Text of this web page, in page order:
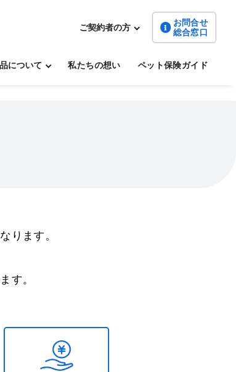
ご契約者の方
お問合せ
総合窓口
について 私たちの想い ペット保険ガイド
ります。
す。